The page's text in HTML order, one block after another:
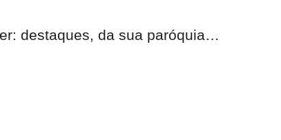
destaques, da sua paróquia